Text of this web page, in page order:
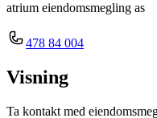
atrium eiendomsmegling as
478 84 004
Visning
Ta kontakt med